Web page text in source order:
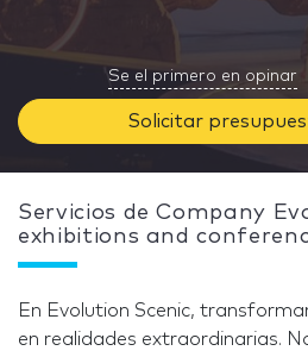
Se el primero en opinar
Solicitar
Servicios de Company
exhibitions and
En Evolution Scenic,
en realidades extraordinarias.